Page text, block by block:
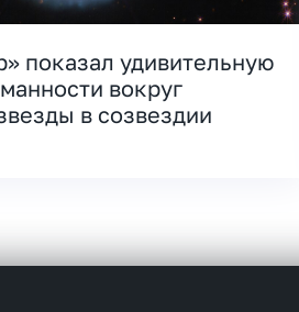
показал удивительную
вокруг
в созвездии